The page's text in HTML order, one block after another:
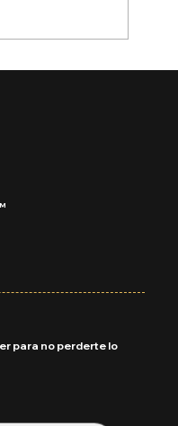
DACA?
para no perderte lo